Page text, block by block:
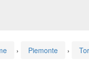
› Piemonte ›